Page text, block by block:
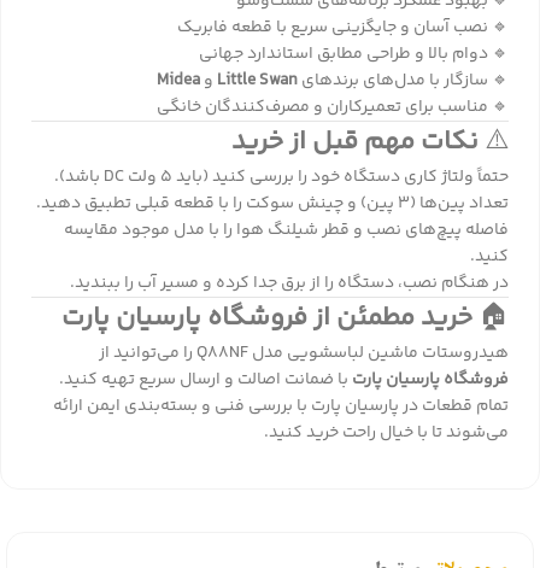
🔹 نصب آسان و جایگزینی سریع با قطعه فابریک
🔹 دوام بالا و طراحی مطابق استاندارد جهانی
🔹 سازگار با مدل‌های برندهایLittle Swan وMidea
🔹 مناسب برای تعمیرکاران و مصرف‌کنندگان خانگی
⚠️ نکات مهم قبل از خرید
حتماً ولتاژ کاری دستگاه خود را بررسی کنید (باید ۵ ولت DC باشد).
تعداد پین‌ها (۳ پین) و چینش سوکت را با قطعه قبلی تطبیق دهید.
فاصله پیچ‌های نصب و قطر شیلنگ هوا را با مدل موجود مقایسه
کنید.
در هنگام نصب، دستگاه را از برق جدا کرده و مسیر آب را ببندید.
🏠 خرید مطمئن از فروشگاه پارسیان پارت
هیدروستات ماشین لباسشویی مدل Q88NF را می‌توانید از
فروشگاه پارسیان پارت با ضمانت اصالت و ارسال سریع تهیه کنید.
تمام قطعات در پارسیان پارت با بررسی فنی و بسته‌بندی ایمن ارائه
می‌شوند تا با خیال راحت خرید کنید.